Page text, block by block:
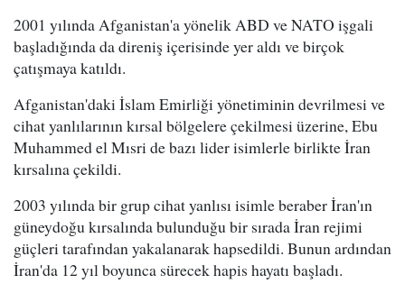
2001 yılında Afganistan'a yönelik ABD ve NATO işgali
başladığında da direniş içerisinde yer aldı ve birçok
çatışmaya katıldı.
Afganistan'daki İslam Emirliği yönetiminin devrilmesi ve
cihat yanlılarının kırsal bölgelere çekilmesi üzerine, Ebu
Muhammed el Mısri de bazı lider isimlerle birlikte İran
kırsalına çekildi.
2003 yılında bir grup cihat yanlısı isimle beraber İran'ın
güneydoğu kırsalında bulunduğu bir sırada İran rejimi
güçleri tarafından yakalanarak hapsedildi. Bunun ardından
İran'da 12 yıl boyunca sürecek hapis hayatı başladı.